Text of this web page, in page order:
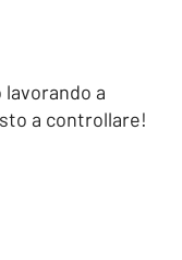
a
a controllare!